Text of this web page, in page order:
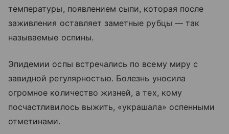
температуры, появлением сыпи, которая после
заживления оставляет заметные рубцы — так
называемые оспины.
Эпидемии оспы встречались по всему миру с
завидной регулярностью. Болезнь уносила
огромное количество жизней, а тех, кому
посчастливилось выжить, «украшала» оспенными
отметинами.